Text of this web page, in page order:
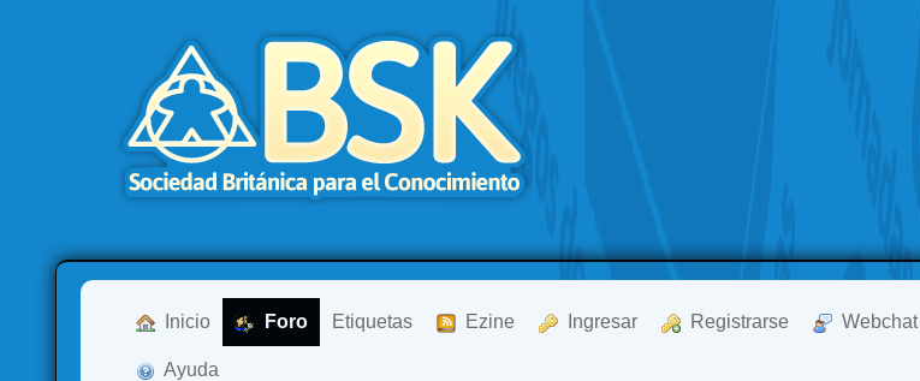
Inicio Foro Etiquetas Ezine Ingresar Registrarse Webchat
Ayuda